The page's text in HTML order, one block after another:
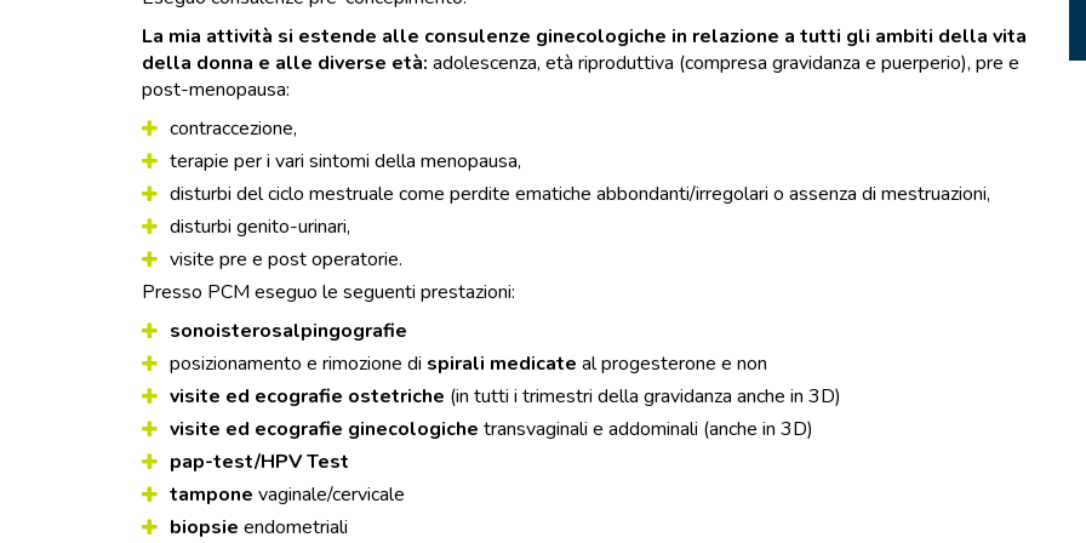
La mia attività si estende alle consulenze ginecologiche in relazione a tutti gli ambiti della vita
della donna e alle diverse età: adolescenza, età riproduttiva (compresa gravidanza e puerperio), pre e
post-menopausa:
contraccezione,
terapie per i vari sintomi della menopausa,
disturbi del ciclo mestruale come perdite ematiche abbondanti/irregolari o assenza di mestruazioni,
disturbi genito-urinari,
visite pre e post operatorie.
Presso PCM eseguo le seguenti prestazioni:
sonoisterosalpingografie
posizionamento e rimozione di spirali medicate al progesterone e non
visite ed ecografie ostetriche (in tutti i trimestri della gravidanza anche in 3D)
visite ed ecografie ginecologiche transvaginali e addominali (anche in 3D)
pap-test/HPV Test
tampone vaginale/cervicale
biopsie endometriali